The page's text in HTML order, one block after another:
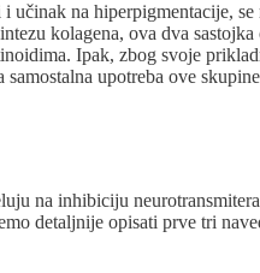
učinak na hiperpigmentacije,
kolagena, ova dva sastojka
Ipak, zbog svoje
upotreba ove
na inhibiciju
detaljnije opisati prve tri